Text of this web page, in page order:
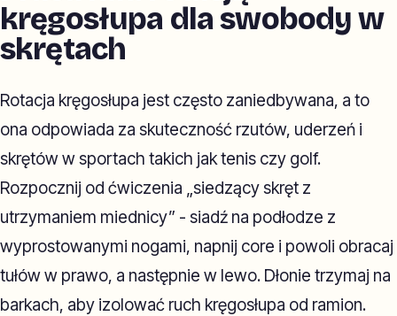
kręgosłupa dla swobody w
skrętach
Rotacja kręgosłupa jest często zaniedbywana, a to
ona odpowiada za skuteczność rzutów, uderzeń i
skrętów w sportach takich jak tenis czy golf.
Rozpocznij od ćwiczenia „siedzący skręt z
utrzymaniem miednicy” - siadź na podłodze z
wyprostowanymi nogami, napnij core i powoli obracaj
tułów w prawo, a następnie w lewo. Dłonie trzymaj na
barkach, aby izolować ruch kręgosłupa od ramion.